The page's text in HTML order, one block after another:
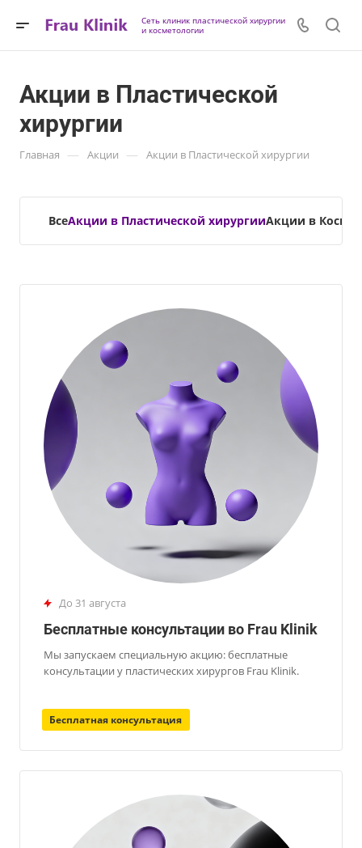
Сеть клиник пластической хирургии
и косметологии
Акции в Пластической
хирургии
Главная — Акции — Акции в Пластической хирургии
ВсеАкции в Пластической хирургииАкции в
до 31 августа
Бесплатные консультации во Frau Klinik
Мы запускаем специальную акцию: бесплатные
консультации у пластических хирургов Frau Klinik.
Бесплатная консультация